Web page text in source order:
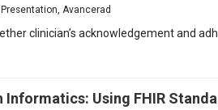
Avancerad
clinician’s acknowledgement and
Using FHIR